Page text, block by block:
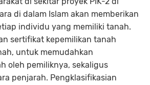
di dalam Islam akan memberikan
individu yang memiliki tanah.
sertifikat kepemilikan tanah
untuk memudahkan
oleh pemiliknya, sekaligus
penjarah. Pengklasifikasian